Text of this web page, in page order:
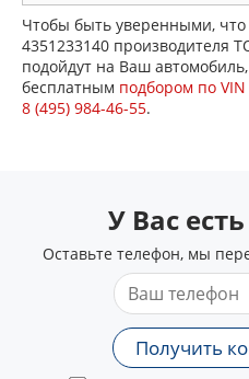
Чтобы быть уверенными, что
4351233140 производителя
подойдут на Ваш
бесплатным подбором по VIN
8 (495) 984-46-55.
У Вас
Оставьте телефон, мы
Получить